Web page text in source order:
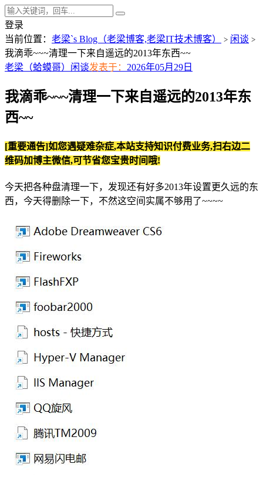
登录
当前位置： 老梁`s Blog（老梁博客,老梁IT技术博客） > 闲谈 >
我滴乖~~~清理一下来自遥远的2013年东西~~
老梁（蛤蟆哥） 闲谈发表于： 2026年05月29日
我滴乖~~~清理一下来自遥远的2013年东
西~~
[重要通告]如您遇疑难杂症,本站支持知识付费业务,扫右边二
维码加博主微信,可节省您宝贵时间哦!
今天把各种盘清理一下，发现还有好多2013年设置更久远的东
西，今天得删除一下，不然这空间实属不够用了~~~~